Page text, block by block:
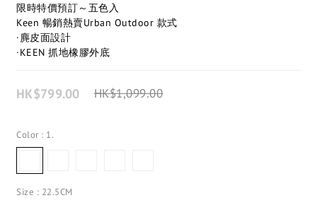
限時特價預訂～五色入
Keen 暢銷熱賣Urban Outdoor 款式
·麂皮面設計
·KEEN 抓地橡膠外底
HK$799.00 HK$1,099.00
Color : 1.
Size : 22.5CM